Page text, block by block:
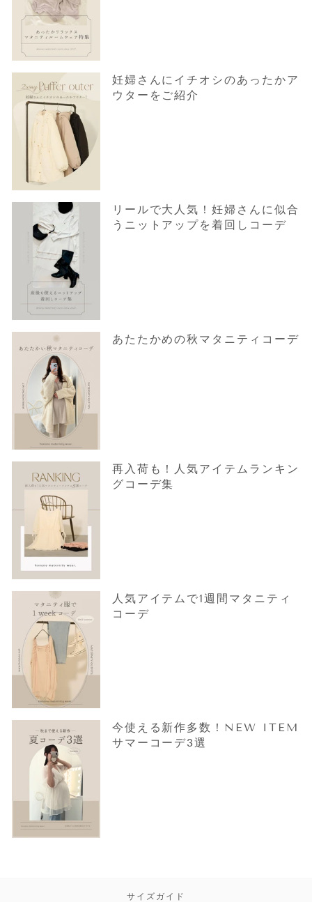
妊婦さんにイチオシのあったかア
ウターをご紹介
リールで大人気！妊婦さんに似合
うニットアップを着回しコーデ
あたたかめの秋マタニティコーデ
再入荷も！人気アイテムランキン
グコーデ集
人気アイテムで1週間マタニティ
コーデ
今使える新作多数！NEW ITEM
サマーコーデ3選
サイズガイド